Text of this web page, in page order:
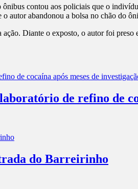
contou aos policiais que o
autor abandonou a bolsa no chão do
Diante o exposto, o autor foi
de refino de
do Barreirinho